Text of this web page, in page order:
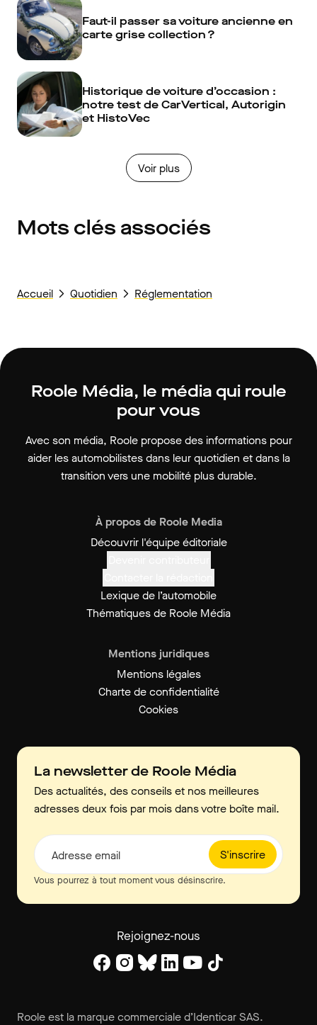
Faut-il passer sa voiture ancienne en
carte grise collection ?
Historique de voiture d’occasion :
notre test de CarVertical, Autorigin
et HistoVec
Voir plus
Mots clés associés
Accueil Quotidien Réglementation
Roole Média, le média qui roule
pour vous
Avec son média, Roole propose des informations pour
aider les automobilistes dans leur quotidien et dans la
transition vers une mobilité plus durable.
À propos de Roole Media
Découvrir l'équipe éditoriale
Lexique de l’automobile
Thématiques de Roole Média
Mentions juridiques
Mentions légales
Charte de confidentialité
Cookies
La newsletter de Roole Média
Des actualités, des conseils et nos meilleures
adresses deux fois par mois dans votre boîte mail.
S'inscrire
Adresse email
Vous pourrez à tout moment vous désinscrire.
Rejoignez-nous
Roole est la marque commerciale d’Identicar SAS.